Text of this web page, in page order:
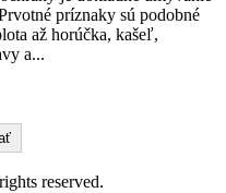
príznaky sú podobné
až horúčka, kašeľ,
a...
reserved.